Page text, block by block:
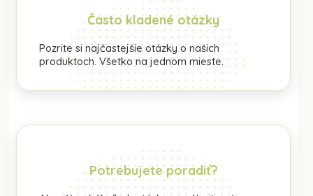
Často kladené otázky
Pozrite si najčastejšie otázky o našich
produktoch. Všetko na jednom mieste.
Potrebujete poradiť?